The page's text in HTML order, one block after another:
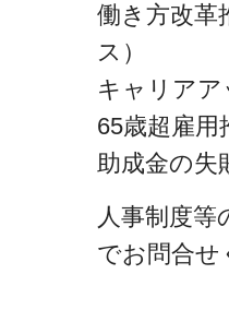
働き方改革
ス）
キャリアア
65歳超雇用
助成金の失
人事制度等
でお問合せ